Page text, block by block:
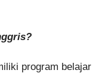
program belajar